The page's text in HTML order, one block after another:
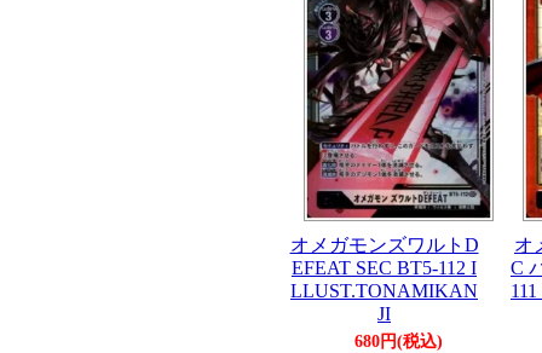
オメガモンズワルトD
EFEAT SEC BT5-112 I
LLUST.TONAMIKAN
JI
680円(税込)
オ
C